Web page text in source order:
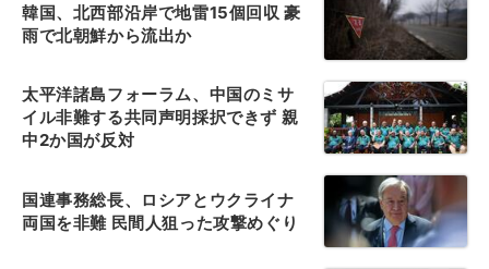
韓国、北西部沿岸で地雷15個回収 豪
雨で北朝鮮から流出か
太平洋諸島フォーラム、中国のミサ
イル非難する共同声明採択できず 親
中2か国が反対
国連事務総長、ロシアとウクライナ
両国を非難 民間人狙った攻撃めぐり